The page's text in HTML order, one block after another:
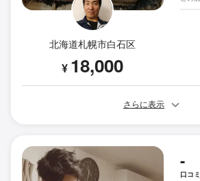
北海道札幌市白石区
¥ 18,000
さらに表示
-
口コ